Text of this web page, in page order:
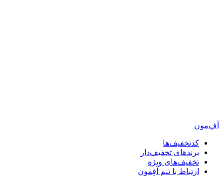
آفِ‌مون
کدتخفیف‌ها
برندهای تخفیف‌دار
تخفیف‌های ویژه
ارتباط با تیم آفِمون